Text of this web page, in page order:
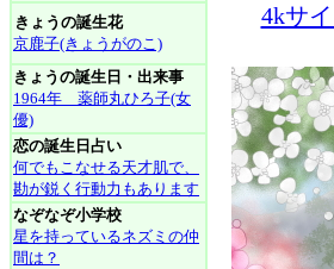
きょうの誕生花
京鹿子(きょうがのこ)
きょうの誕生日・出来事
1964年 薬師丸ひろ子(女
優)
恋の誕生日占い
何でもこなせる天才肌で、
勘が鋭く行動力もあります
なぞなぞ小学校
星を持っているネズミの仲
間は？
4kサ